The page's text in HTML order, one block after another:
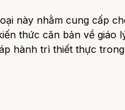
này nhằm cung cấp
thức căn bản về giáo
hành trì thiết thực